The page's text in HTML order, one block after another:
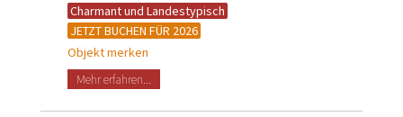
Charmant und Landestypisch
JETZT BUCHEN FÜR 2026
Objekt merken
Mehr erfahren...